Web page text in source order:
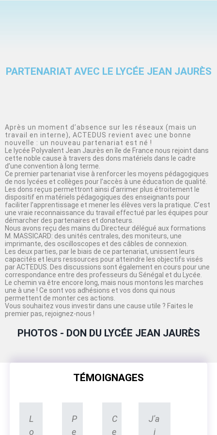
PARTENARIAT AVEC LE LYCÉE JEAN JAURÈS
Après un moment d’absence sur les réseaux (mais un
travail en interne), ACTEDUS revient avec une bonne
nouvelle : un nouveau partenariat est né !
Le lycée Polyvalent Jean Jaurès en île de France nous rejoint dans
cette noble cause à travers des dons matériels dans le cadre
d’une convention à long terme.
Ce premier partenariat vise à renforcer les moyens pédagogiques
de nos lycées et collèges pour l’accès à une éducation de qualité.
Les dons reçus permettront ainsi d’arrimer plus étroitement le
dispositif en matériels pédagogiques des enseignants pour
faciliter l’apprentissage et mener les élèves vers la pratique. C’est
une vraie reconnaissance du travail effectué par les équipes pour
démarcher des partenaires et donateurs.
Nous avons reçu des mains du Directeur délégué aux formations
M. MASSICARD: des unités centrales, des moniteurs, une
imprimante, des oscilloscopes et des câbles de connexion.
Les deux parties, par le biais de ce partenariat, unissent leurs
capacités et leurs ressources pour atteindre les objectifs visés
par ACTEDUS. Des discussions sont également en cours pour une
correspondance entre des professeurs du Sénégal et du Lycée.
Le chemin va être encore long, mais nous montons les marches
une à une ! Ce sont vos adhésions et vos dons qui nous
permettent de monter ces actions.
Vous souhaitez vous investir dans une cause utile ? Faites le
premier pas, rejoignez-nous !
PHOTOS - DON DU LYCÉE JEAN JAURÈS
TÉMOIGNAGES
L
o
P
e
C
e
J'a
i